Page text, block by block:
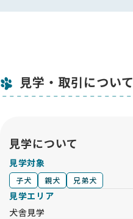
見学・取引について
見学について
見学対象
子犬 親犬 兄弟犬
見学エリア
犬舎見学